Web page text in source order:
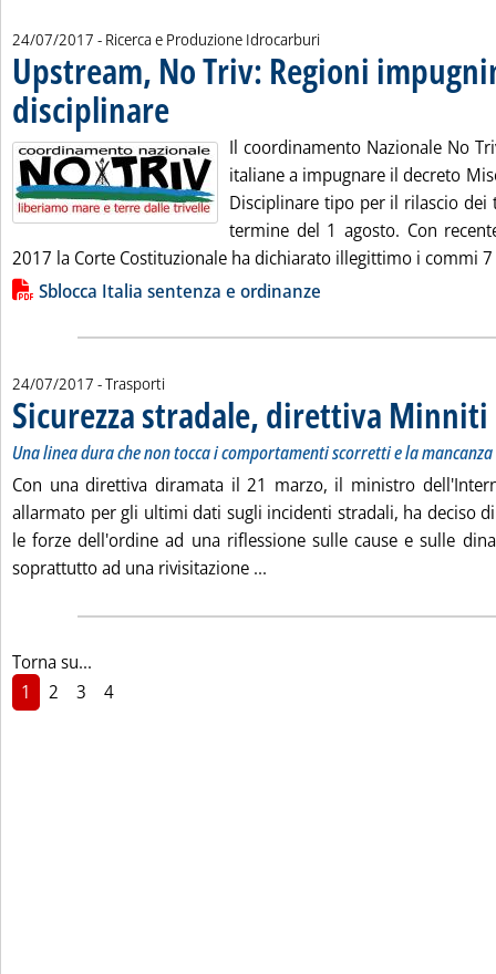
24/07/2017 - Ricerca e Produzione Idrocarburi
Upstream, No Triv: Regioni
disciplinare . Pubblicata lunedì 24 luglio 2017 alle 12.44.
Il coordinamento Nazionale No
italiane a impugnare il decreto
Disciplinare tipo per il rilascio
termine del 1 agosto. Con
2017 la Corte Costituzionale ha dichiarato illegittimo i commi 7
Lista allegati PDF alla notizia
Sblocca Italia sentenza e ordinanze
24/07/2017 - Trasporti
Sicurezza stradale, direttiva Minniti
Una linea dura che non tocca i comportamenti scorretti e la
Con una direttiva diramata il 21 marzo, il ministro
allarmato per gli ultimi dati sugli incidenti stradali, ha deciso
le forze dell'ordine ad una riflessione sulle cause e sulle
soprattutto ad una rivisitazione ...
Torna su...
1
2 3 4